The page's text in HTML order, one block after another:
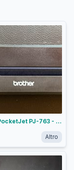
Brother PocketJet PJ-763 - Stampante termica portatile A4 Bluetooth/USB
Altro